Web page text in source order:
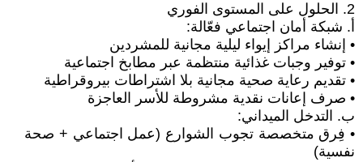
2. الحلول على المستوى الفوري
أ. شبكة أمان اجتماعي فعّالة:
• إنشاء مراكز إيواء ليلية مجانية للمشردين
• توفير وجبات غذائية منتظمة عبر مطابخ اجتماعية
• تقديم رعاية صحية مجانية بلا اشتراطات بيروقراطية
• صرف إعانات نقدية مشروطة للأسر العاجزة
ب. التدخل الميداني:
• فِرق متخصصة تجوب الشوارع (عمل اجتماعي + صحة
نفسية)